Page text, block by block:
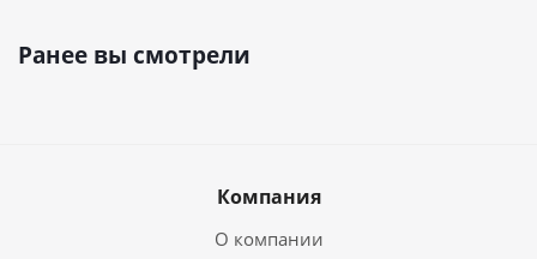
Ранее вы смотрели
Компания
О компании